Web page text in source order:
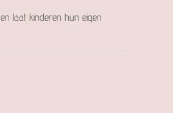
en laat kinderen hun eigen